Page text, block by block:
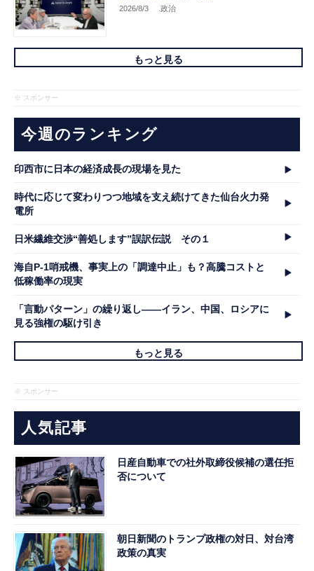
2026/8/3 .政治
もっと見る
※ スポンサー
今週のランキング
印西市に日本の経済成長の現場を見た
時代に応じて変わりつつ地域を支え続けてきた仙台火力発
電所
日米繊維交渉“善処します”誤訳伝説 その１
海自P-1哨戒機、事実上の「調達中止」も？高騰コストと
低稼働率の現実
「言動パターン」の繰り返し――イラン、中国、ロシアに
見る強権の駆け引き
もっと見る
※ スポンサー
人気記事
日産自動車での社外取締役候補の選任拒
否について
朝日新聞のトランプ政権の対日、対台湾
政策の真実